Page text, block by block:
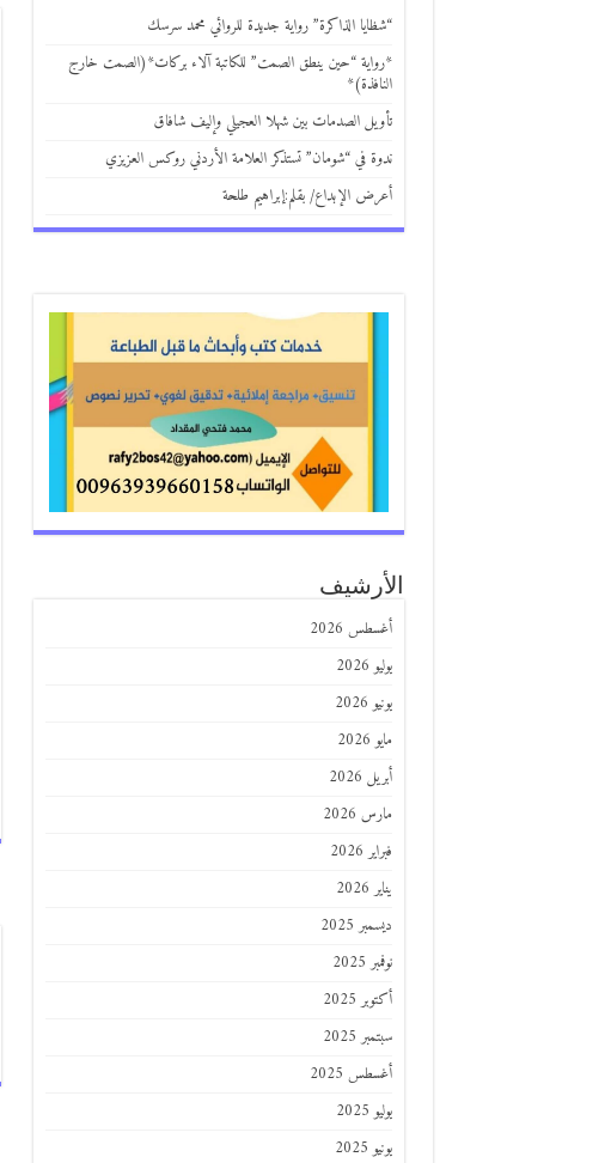
“شظايا الذاكرة” رواية جديدة للروائي محمد سرسك
*رواية “حين ينطق الصمت” للكاتبة آلاء بركات*(الصمت خارج
النافذة)*
تأويل الصدمات بين شهلا العجيلي وإليف شافاق
ندوة في “شومان” تستذكر العلامة الأردني روكس العزيزي
أعرض الإبداع/ بقلم:إبراهيم طلحة
الأرشيف
أغسطس 2026
يوليو 2026
يونيو 2026
مايو 2026
أبريل 2026
مارس 2026
فبراير 2026
يناير 2026
ديسمبر 2025
نوفمبر 2025
أكتوبر 2025
سبتمبر 2025
أغسطس 2025
يوليو 2025
يونيو 2025